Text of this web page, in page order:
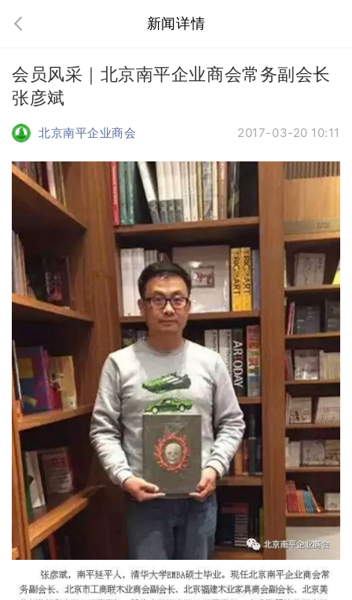
新闻详情
会员风采｜北京南平企业商会常务副会长
张彦斌
北京南平企业商会 2017-03-20 10:11